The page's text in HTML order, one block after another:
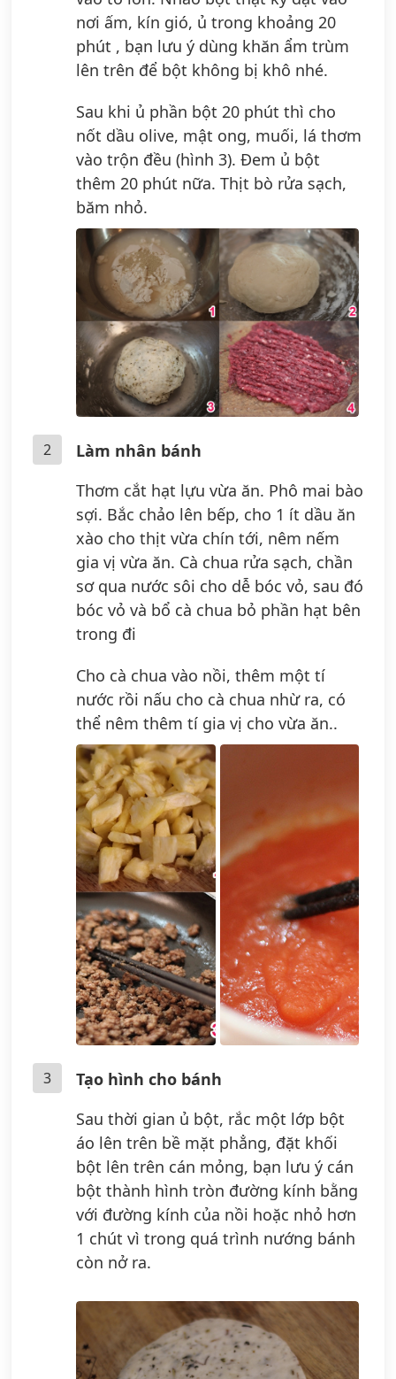
nơi ấm, kín gió, ủ trong khoảng 20
phút , bạn lưu ý dùng khăn ẩm trùm
lên trên để bột không bị khô nhé.
Sau khi ủ phần bột 20 phút thì cho
nốt dầu olive, mật ong, muối, lá thơm
vào trộn đều (hình 3). Đem ủ bột
thêm 20 phút nữa. Thịt bò rửa sạch,
băm nhỏ.
2
Làm nhân bánh
Thơm cắt hạt lựu vừa ăn. Phô mai bào
sợi. Bắc chảo lên bếp, cho 1 ít dầu ăn
xào cho thịt vừa chín tới, nêm nếm
gia vị vừa ăn. Cà chua rửa sạch, chần
sơ qua nước sôi cho dễ bóc vỏ, sau đó
bóc vỏ và bổ cà chua bỏ phần hạt bên
trong đi
Cho cà chua vào nồi, thêm một tí
nước rồi nấu cho cà chua nhừ ra, có
thể nêm thêm tí gia vị cho vừa ăn..
3
Tạo hình cho bánh
Sau thời gian ủ bột, rắc một lớp bột
áo lên trên bề mặt phẳng, đặt khối
bột lên trên cán mỏng, bạn lưu ý cán
bột thành hình tròn đường kính bằng
với đường kính của nồi hoặc nhỏ hơn
1 chút vì trong quá trình nướng bánh
còn nở ra.